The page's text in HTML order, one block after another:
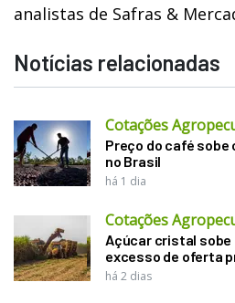
analistas de Safras &
Notícias relacionadas
Cotações
Preço do café
no Brasil
há 1 dia
Cotações
Açúcar cristal sobe
excesso de oferta
há 2 dias